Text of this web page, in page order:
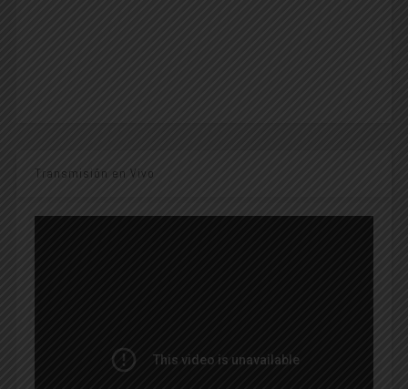
Transmisión en Vivo